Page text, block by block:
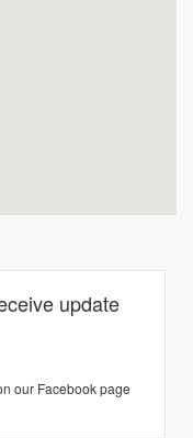
update
our Facebook page